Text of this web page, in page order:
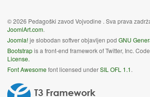
© 2026 Pedagoški zavod Vojvodine . Sva prava
JoomlArt.com.
Joomla!je slobodan softver objavljen pod GNU
Bootstrapis a front-end framework of Twitter, Inc.
License.
Font Awesomefont licensed underSIL OFL 1.1.